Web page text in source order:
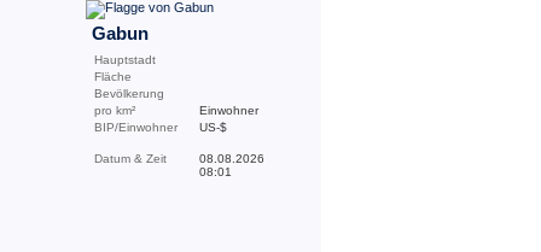
Gabun
Hauptstadt
Fläche
Bevölkerung
pro km²
Einwohner
BIP/Einwohner
US-$
Datum & Zeit
08.08.2026
08:01